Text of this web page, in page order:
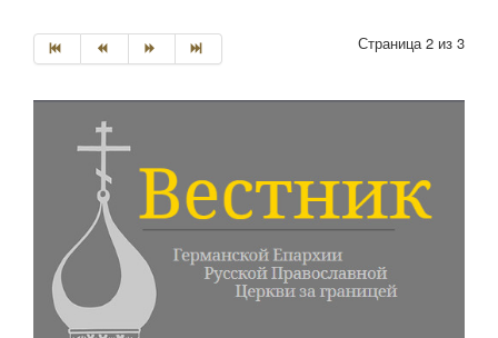
Страница 2 из 3